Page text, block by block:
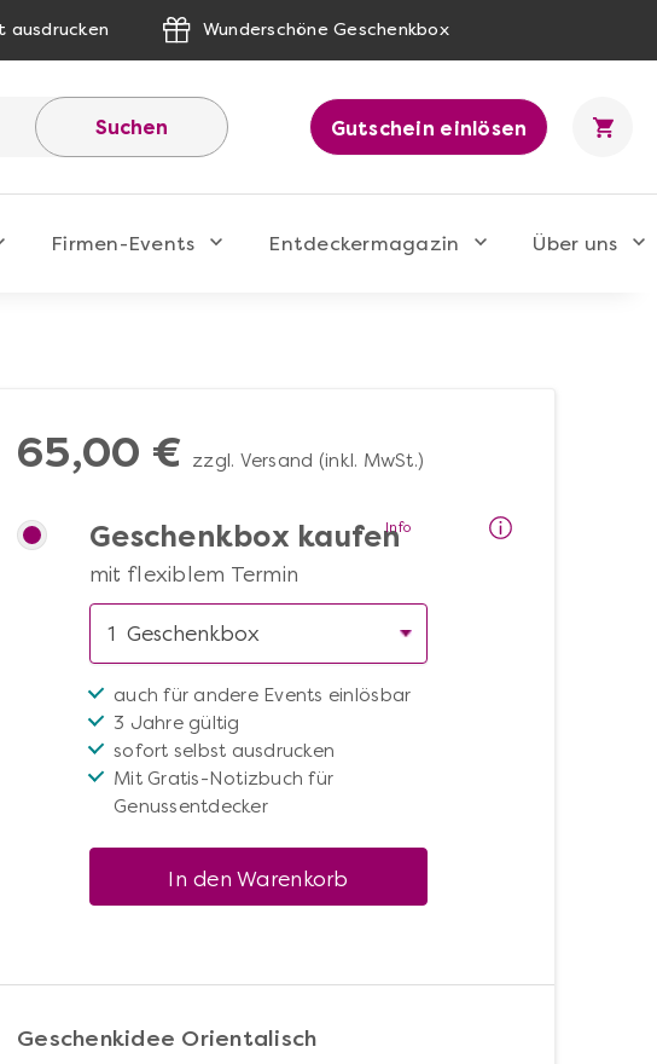
ausdrucken Wunderschöne Geschenkbox
Suchen Gutschein einlösen
Firmen-Events Entdeckermagazin Über uns
65,00 € zzgl. Versand (inkl. MwSt.)
Geschenkbox kaufen
mit flexiblem Termin
auch für andere Events einlösbar
3 Jahre gültig
sofort selbst ausdrucken
Mit Gratis-Notizbuch für
Genussentdecker
In den Warenkorb
Info
Geschenkidee Orientalisch